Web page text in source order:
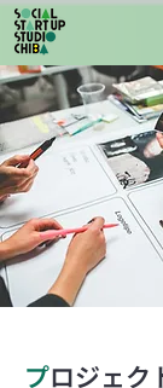
プロジェク